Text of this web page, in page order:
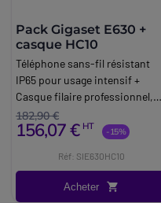
Pack Gigaset E630 +
casque HC10
Téléphone sans-fil résistant
IP65 pour usage intensif +
Casque filaire professionnel,
prise Jack 2.5mm
182,90 €
156,07 € HT -15%
Réf: SIE630HC10
Acheter